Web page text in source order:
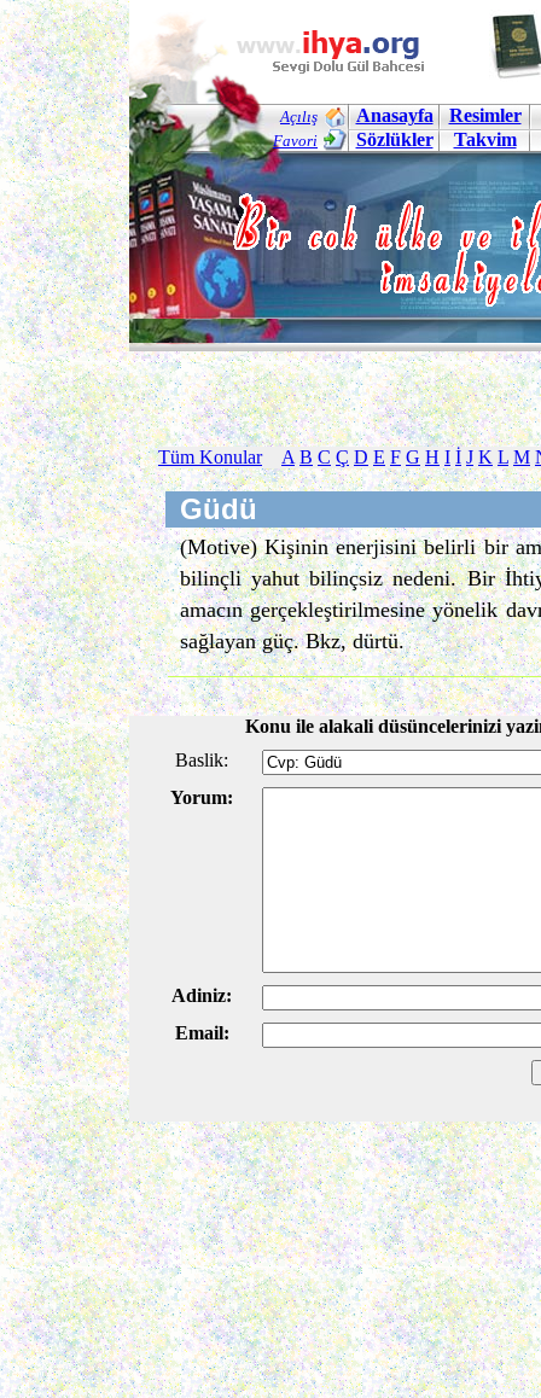
Açılış
Favori
Anasayfa
Resimler
Sözlükler
Takvim
Tüm Konular A B C Ç D E F G H I İ J K L M
Güdü
(Motive) Kişinin enerjisini belirli bir
bilinçli yahut bilinçsiz nedeni. Bir
amacın gerçekleştirilmesine yönelik
sağlayan güç. Bkz, dürtü.
Konu ile alakali düsüncelerinizi
Baslik:
Yorum:
Adiniz:
Email: